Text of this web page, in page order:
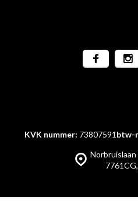
Norbruislaan
KVK nummer: 73807591 btw-